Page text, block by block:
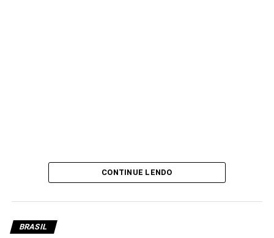
CONTINUE LENDO
BRASIL